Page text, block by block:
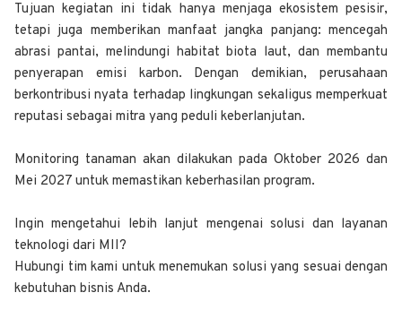
Tujuan kegiatan ini tidak hanya menjaga ekosistem pesisir,
tetapi juga memberikan manfaat jangka panjang: mencegah
abrasi pantai, melindungi habitat biota laut, dan membantu
penyerapan emisi karbon. Dengan demikian, perusahaan
berkontribusi nyata terhadap lingkungan sekaligus memperkuat
reputasi sebagai mitra yang peduli keberlanjutan.
Monitoring tanaman akan dilakukan pada Oktober 2026 dan
Mei 2027 untuk memastikan keberhasilan program.
Ingin mengetahui lebih lanjut mengenai solusi dan layanan
teknologi dari MII?
Hubungi tim kami untuk menemukan solusi yang sesuai dengan
kebutuhan bisnis Anda.